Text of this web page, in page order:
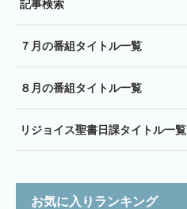
記事検索
７月の番組タイトル一覧
８月の番組タイトル一覧
リジョイス聖書日課タイトル一覧
お気に入りランキング